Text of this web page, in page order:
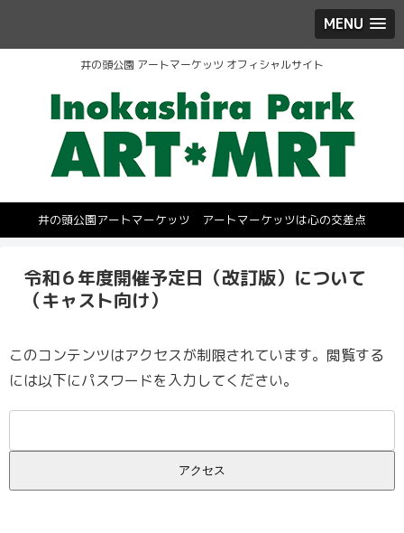
MENU
井の頭公園 アートマーケッツ オフィシャルサイト
井の頭公園アートマーケッツ アートマーケッツは心の交差点
令和６年度開催予定日（改訂版）について
（キャスト向け）
このコンテンツはアクセスが制限されています。閲覧する
には以下にパスワードを入力してください。